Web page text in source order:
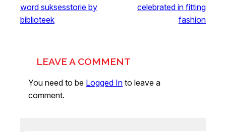
word suksesstorie by
biblioteek
celebrated in fitting
fashion
LEAVE A COMMENT
You need to be Logged In to leave a
comment.